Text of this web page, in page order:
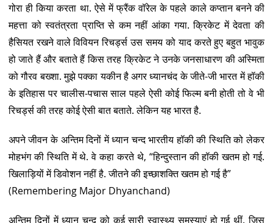
गोरा ही किया करता था. ऐसे में फ्रैंक वॉरेल के पहले काले कप्तान बनने की
महत्ता को स्वतंत्रता प्राप्ति से कम नहीं आंका गया. क्रिकेट में देवता की
हैसियत रखने वाले विवियन रिचर्ड्स उस समय को याद करते हुए बहुत भावुक
हो जाते हैं और बताते हैं किस तरह क्रिकेट ने उनके जनसाधारण की अस्मिता
को गौरव बख्शा. मुझे पक्का यकीन है अगर ध्यानचंद के जीते-जी भारत में हॉकी
के इतिहास पर चालीस-पचास साल पहले ऐसी कोई फिल्म बनी होती तो वे भी
रिचर्ड्स की तरह कोई ऐसी बात बताते. लेकिन यह भारत है.
अपने जीवन के अन्तिम दिनों में ध्यान चन्द भारतीय हॉकी की स्थिति को लेकर
मोहभंग की स्थिति में थे. वे कहा करते थे, “हिन्दुस्तान की हॉकी खतम हो गई.
खिलाड़ियों में डिवोशन नहीं है. जीतने की इच्छाशक्ति खतम हो गई है”
(Remembering Major Dhyanchand)
अन्तिम दिनों में ध्यान चन्द को कई सारी स्वास्थ्य समस्याएं हो गई थीं. जिस